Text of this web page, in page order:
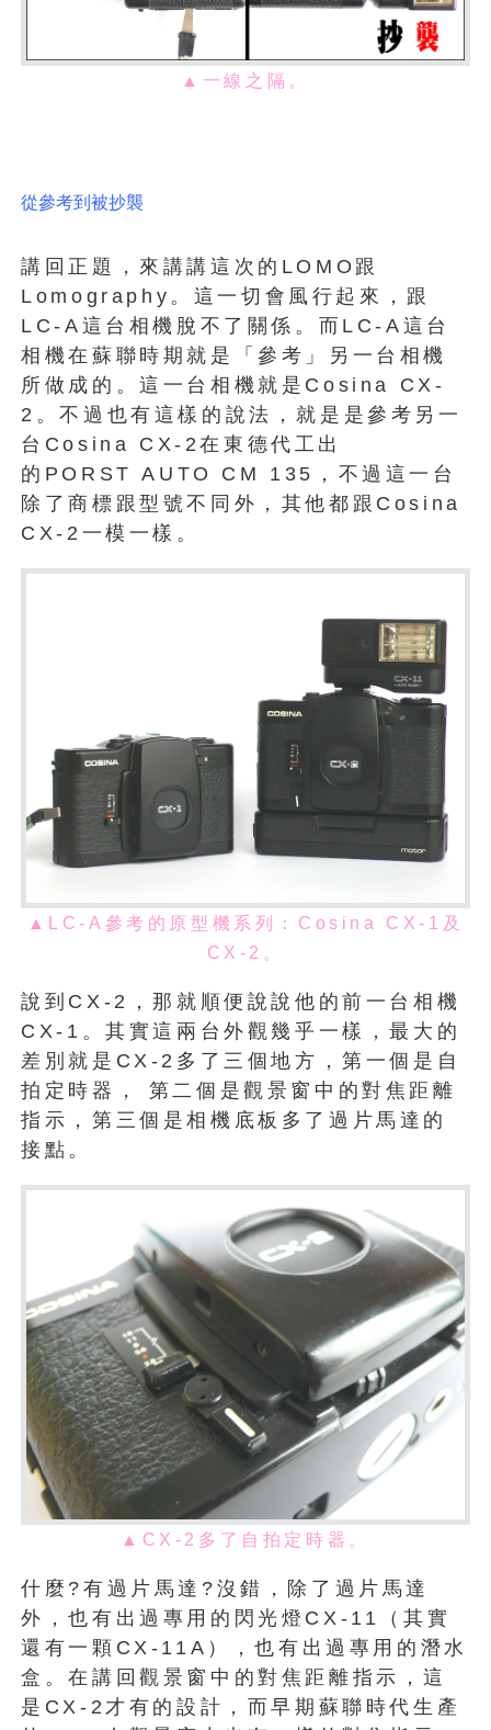
▲一線之隔。
從參考到被抄襲
講回正題，來講講這次的LOMO跟
Lomography。這一切會風行起來，跟
LC-A這台相機脫不了關係。而LC-A這台
相機在蘇聯時期就是「參考」另一台相機
所做成的。這一台相機就是Cosina CX-
2。不過也有這樣的說法，就是 是參考另一
台Cosina CX-2在東德代工出
的 PORST AUTO CM 135，不過這一台
除了商標跟型號不同外，其他都跟Cosina
CX-2一模一樣。
▲LC-A參考的原型機系列：Cosina CX-1及
CX-2。
說到CX-2，那就順便說說他的前一台相機
CX-1。其實這兩台外觀幾乎一樣，最大的
差別就是CX-2多了三個地方，第一個是自
拍定時器， 第二個是觀景窗中的對焦距離
指示，第三個是相機底板多了過片馬達的
接點。
▲CX-2多了自拍定時器。
什麼?有過片馬達?沒錯，除了過片馬達
外，也有出過專用的閃光燈CX-11（其實
還有一顆CX-11A），也有出過專用的潛水
盒。在講回觀景窗中的對焦距離指示，這
是CX-2才有的設計，而早期蘇聯時代生產